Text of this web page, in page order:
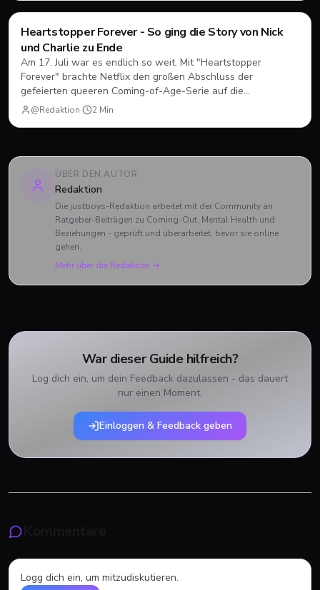
Filme & Serien
Heartstopper Forever - So ging die Story von Nick
und Charlie zu Ende
Am 17. Juli war es endlich so weit. Mit "Heartstopper
Forever" brachte Netflix den großen Abschluss der
gefeierten queeren Coming-of-Age-Serie auf die
Bildschirme. Statt einer vierten Staffel gab es diesmal einen
abendfüllenden Spielfilm. Wir blicken zurück, wie sich Nick
@Redaktion· 2 Min
ÜBER DEN AUTOR
Redaktion
Die justboys-Redaktion arbeitet mit der Community an
Ratgeber-Beiträgen zu Coming-Out, Mental Health und
Beziehungen - geprüft und überarbeitet, bevor sie online
gehen.
Mehr über die Redaktion →
War dieser Guide hilfreich?
Log dich ein, um dein Feedback dazulassen - das dauert
nur einen Moment.
Einloggen & Feedback geben
Logg dich ein, um mitzudiskutieren.